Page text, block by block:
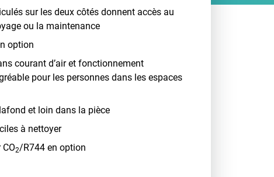
sur les deux côtés donnent accès au
ou la maintenance
option
courant d’air et fonctionnement
pour les personnes dans les espaces
et loin dans la pièce
à nettoyer
2/R744 en option